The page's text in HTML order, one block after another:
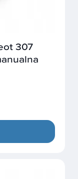
307